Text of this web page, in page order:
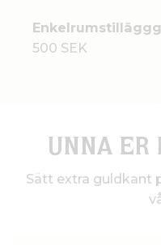
500 SEK
UNNA ER
Sätt extra guldkant